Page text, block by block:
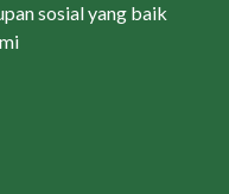
sosial yang baik